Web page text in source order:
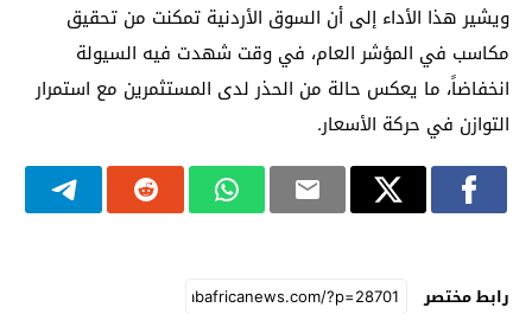
ويشير هذا الأداء إلى أن السوق الأردنية تمكنت من تحقيق
مكاسب في المؤشر العام، في وقت شهدت فيه السيولة
انخفاضاً، ما يعكس حالة من الحذر لدى المستثمرين مع استمرار
التوازن في حركة الأسعار.
رابط مختصر